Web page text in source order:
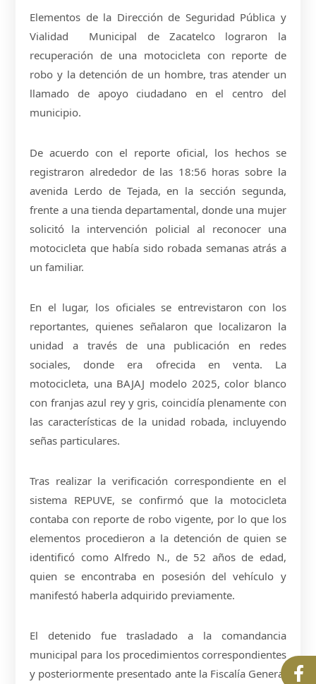
Elementos de la Dirección de Seguridad Pública y
Vialidad Municipal de Zacatelco lograron la
recuperación de una motocicleta con reporte de
robo y la detención de un hombre, tras atender un
llamado de apoyo ciudadano en el centro del
municipio.
De acuerdo con el reporte oficial, los hechos se
registraron alrededor de las 18:56 horas sobre la
avenida Lerdo de Tejada, en la sección segunda,
frente a una tienda departamental, donde una mujer
solicitó la intervención policial al reconocer una
motocicleta que había sido robada semanas atrás a
un familiar.
En el lugar, los oficiales se entrevistaron con los
reportantes, quienes señalaron que localizaron la
unidad a través de una publicación en redes
sociales, donde era ofrecida en venta. La
motocicleta, una BAJAJ modelo 2025, color blanco
con franjas azul rey y gris, coincidía plenamente con
las características de la unidad robada, incluyendo
señas particulares.
Tras realizar la verificación correspondiente en el
sistema REPUVE, se confirmó que la motocicleta
contaba con reporte de robo vigente, por lo que los
elementos procedieron a la detención de quien se
identificó como Alfredo N., de 52 años de edad,
quien se encontraba en posesión del vehículo y
manifestó haberla adquirido previamente.
El detenido fue trasladado a la comandancia
municipal para los procedimientos correspondientes
y posteriormente presentado ante la Fiscalía General